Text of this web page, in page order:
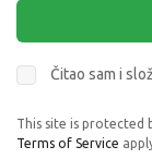
Čitao sam i
This site is protected
Terms of Service